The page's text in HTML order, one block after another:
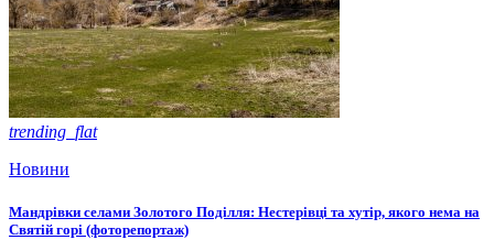
trending_flat
Новини
Мандрівки селами Золотого Поділля: Нестерівці та хутір, якого нема на
Святій горі (фоторепортаж)